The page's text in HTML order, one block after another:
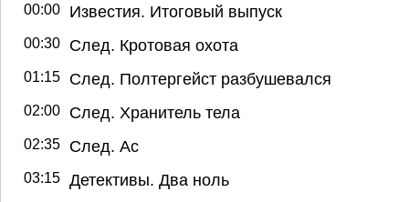
00:00 Известия. Итоговый выпуск
00:30 След. Кротовая охота
01:15 След. Полтергейст разбушевался
02:00 След. Хранитель тела
02:35 След. Ас
03:15 Детективы. Два ноль